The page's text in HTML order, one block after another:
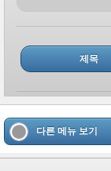
제목
다른 메뉴 보기